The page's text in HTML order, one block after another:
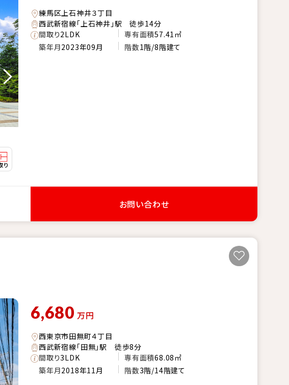
練馬区上石神井３丁目
西武新宿線「上石神井」駅 徒歩14分
間取り2LDK 専有面積57.41㎡
築年月2023年09月 階数1階/8階建て
お問い合わせ
6,680 万円
西東京市田無町４丁目
西武新宿線「田無」駅 徒歩8分
間取り3LDK 専有面積68.08㎡
築年月2018年11月 階数3階/14階建て